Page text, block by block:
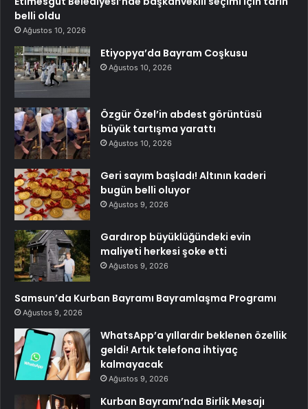
belli oldu
Ağustos 10, 2026
Etiyopya’da Bayram Coşkusu
Ağustos 10, 2026
Özgür Özel’in abdest görüntüsü
büyük tartışma yarattı
Ağustos 10, 2026
Geri sayım başladı! Altının kaderi
bugün belli oluyor
Ağustos 9, 2026
Gardırop büyüklüğündeki evin
maliyeti herkesi şoke etti
Ağustos 9, 2026
Samsun’da Kurban Bayramı Bayramlaşma Programı
Ağustos 9, 2026
WhatsApp’a yıllardır beklenen özellik
geldi! Artık telefona ihtiyaç
kalmayacak
Ağustos 9, 2026
Kurban Bayramı’nda Birlik Mesajı